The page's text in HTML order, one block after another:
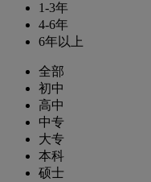
1-3年
4-6年
6年以上
全部
初中
高中
中专
大专
本科
硕士